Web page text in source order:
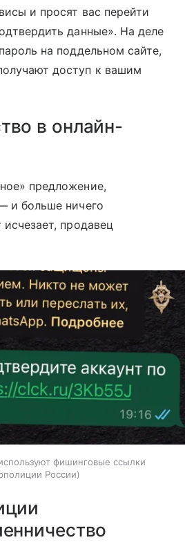
и просят вас перейти
данные». На деле
на поддельном сайте,
доступ к вашим
в онлайн-
предложение,
и больше ничего
продавец
фишинговые ссылки
России